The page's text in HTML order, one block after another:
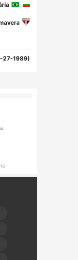
27-1989)